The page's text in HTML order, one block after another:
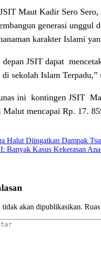
Maut Kadir Sero
generasi unggul
karakter Islami
depan JSIT dapat
sekolah Islam Terpadu,”
ini kontingen JSIT
Malut mencapai Rp. 17.
Halut Diingatkan Dampak
Banyak Kasus Kekerasan
akan dipublikasikan.